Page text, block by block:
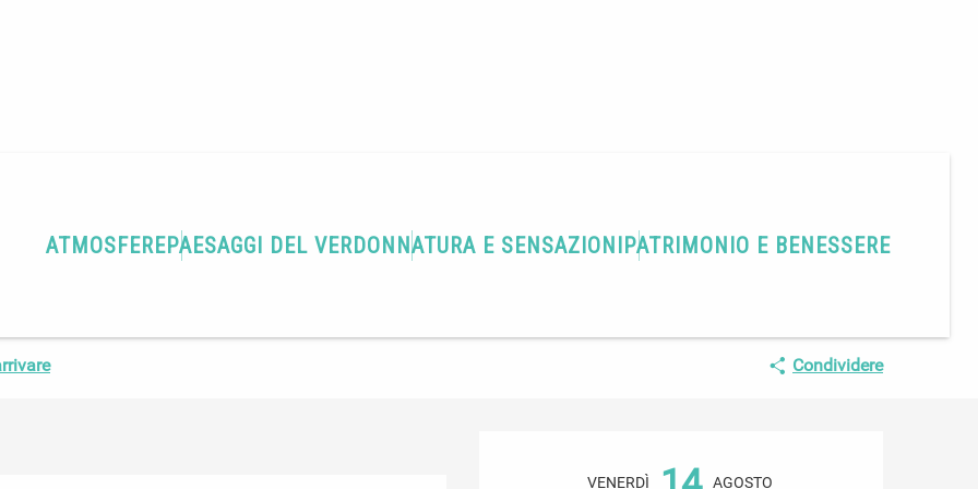
ATMOSFEREPAESAGGI DEL VERDONNATURA E SENSAZIONIPATRIMONIO E BENESSERE
Condividere
Orari e contatti
VENERDÌ AGOSTO